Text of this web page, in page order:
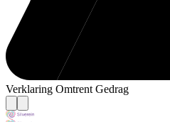
Verklaring Omtrent Gedrag